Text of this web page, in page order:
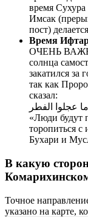
время Сухура
Имсак
пост)
Время
ОЧЕНЬ
солнца
закатился за
так как
сказал:
عجلوا الفطر
«Люди будут
торопиться
Бухари и
В какую
Точное
указано на карте,